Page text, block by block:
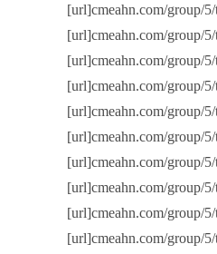
[url]cmeahn.com/group/
[url]cmeahn.com/group/
[url]cmeahn.com/group/
[url]cmeahn.com/group/
[url]cmeahn.com/group/
[url]cmeahn.com/group/
[url]cmeahn.com/group/
[url]cmeahn.com/group/
[url]cmeahn.com/group/
[url]cmeahn.com/group/